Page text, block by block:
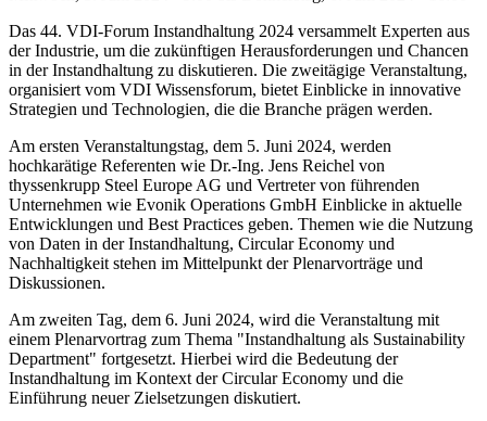
Das 44. VDI-Forum Instandhaltung 2024 versammelt Experten aus
der Industrie, um die zukünftigen Herausforderungen und Chancen
in der Instandhaltung zu diskutieren. Die zweitägige Veranstaltung,
organisiert vom VDI Wissensforum, bietet Einblicke in innovative
Strategien und Technologien, die die Branche prägen werden.
Am ersten Veranstaltungstag, dem 5. Juni 2024, werden
hochkarätige Referenten wie Dr.-Ing. Jens Reichel von
thyssenkrupp Steel Europe AG und Vertreter von führenden
Unternehmen wie Evonik Operations GmbH Einblicke in aktuelle
Entwicklungen und Best Practices geben. Themen wie die Nutzung
von Daten in der Instandhaltung, Circular Economy und
Nachhaltigkeit stehen im Mittelpunkt der Plenarvorträge und
Diskussionen.
Am zweiten Tag, dem 6. Juni 2024, wird die Veranstaltung mit
einem Plenarvortrag zum Thema "Instandhaltung als Sustainability
Department" fortgesetzt. Hierbei wird die Bedeutung der
Instandhaltung im Kontext der Circular Economy und die
Einführung neuer Zielsetzungen diskutiert.